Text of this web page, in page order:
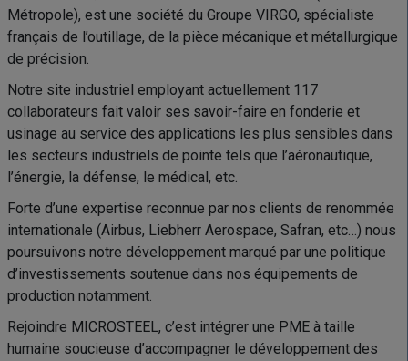
Métropole), est une société du Groupe VIRGO, spécialiste
français de l’outillage, de la pièce mécanique et métallurgique
de précision.
Notre site industriel employant actuellement 117
collaborateurs fait valoir ses savoir-faire en fonderie et
usinage au service des applications les plus sensibles dans
les secteurs industriels de pointe tels que l’aéronautique,
l’énergie, la défense, le médical, etc.
Forte d’une expertise reconnue par nos clients de renommée
internationale (Airbus, Liebherr Aerospace, Safran, etc…) nous
poursuivons notre développement marqué par une politique
d’investissements soutenue dans nos équipements de
production notamment.
Rejoindre MICROSTEEL, c’est intégrer une PME à taille
humaine soucieuse d’accompagner le développement des